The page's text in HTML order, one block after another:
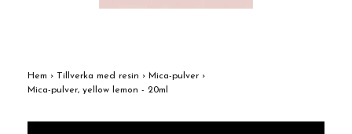
Hem › Tillverka med resin › Mica-pulver ›
Mica-pulver, yellow lemon - 20ml